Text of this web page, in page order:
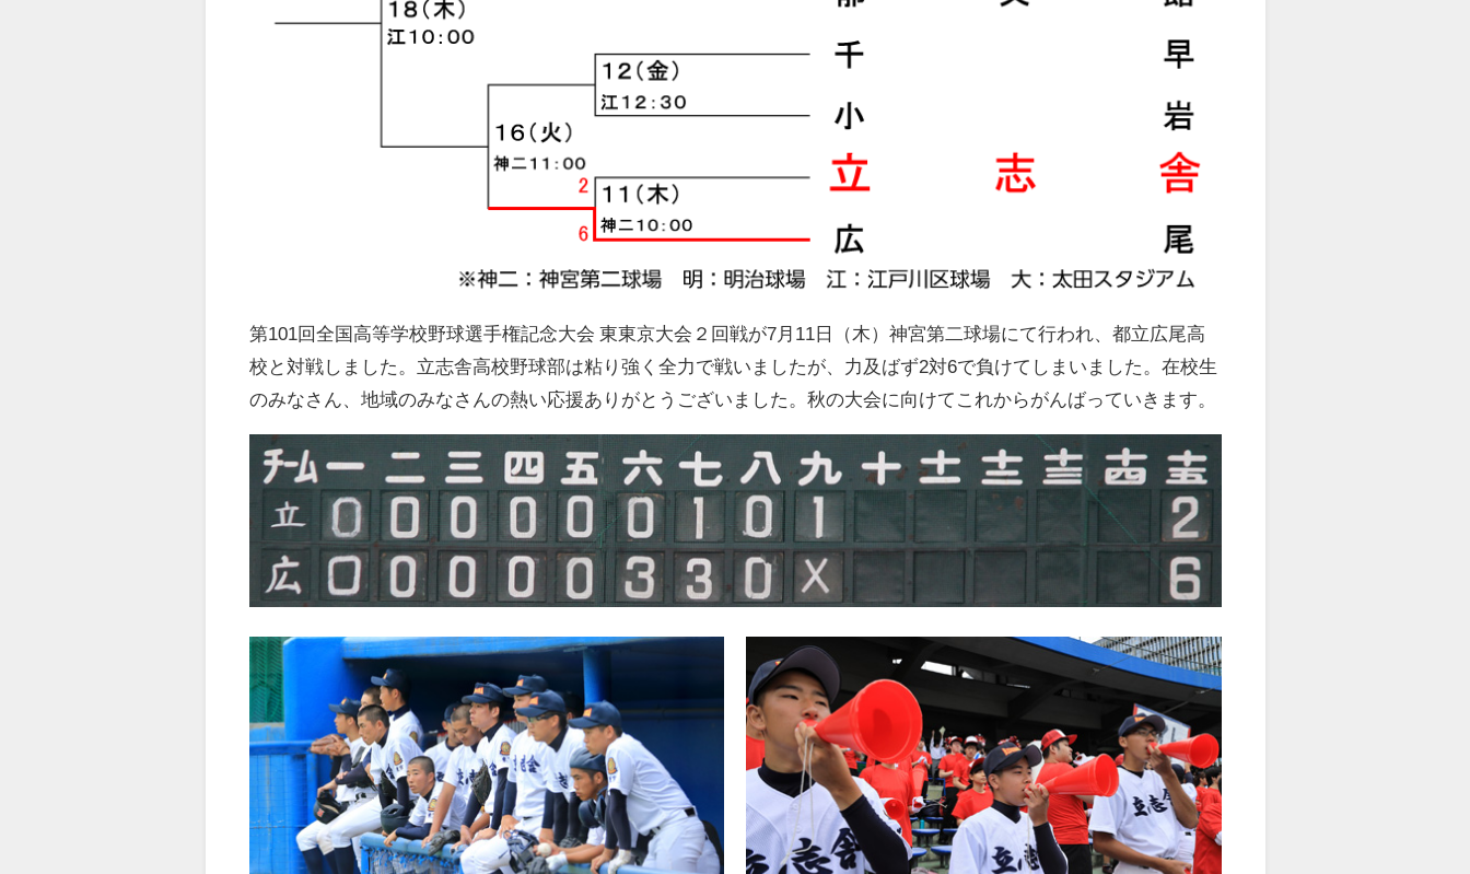
第101回全国高等学校野球選手権記念大会 東東京大会２回戦が7月11日（木）神宮第二球場にて行われ、都立広尾高
校と対戦しました。立志舎高校野球部は粘り強く全力で戦いましたが、力及ばず2対6で負けてしまいました。在校生
のみなさん、地域のみなさんの熱い応援ありがとうございました。秋の大会に向けてこれからがんばっていきます。